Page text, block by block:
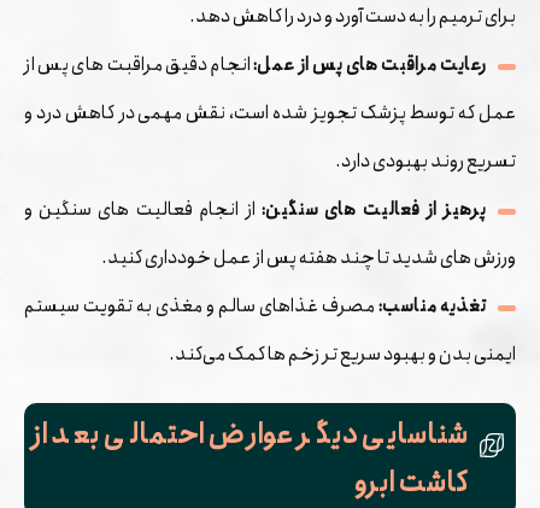
برای ترمیم را به دست آورد و درد را کاهش دهد.
رعایت مراقبت‌ های پس از عمل:انجام دقیق مراقبت‌ های پس از
عمل که توسط پزشک تجویز شده است، نقش مهمی در کاهش درد و
تسریع روند بهبودی دارد.
پرهیز از فعالیت ‌های سنگین:از انجام فعالیت‌ های سنگین و
ورزش‌ های شدید تا چند هفته پس از عمل خودداری کنید.
تغذیه مناسب:مصرف غذاهای سالم و مغذی به تقویت سیستم
ایمنی بدن و بهبود سریع ‌تر زخم ‌ها کمک می‌کند.
شناسایی دیگر عوارض احتمالی بعد از
کاشت ابرو